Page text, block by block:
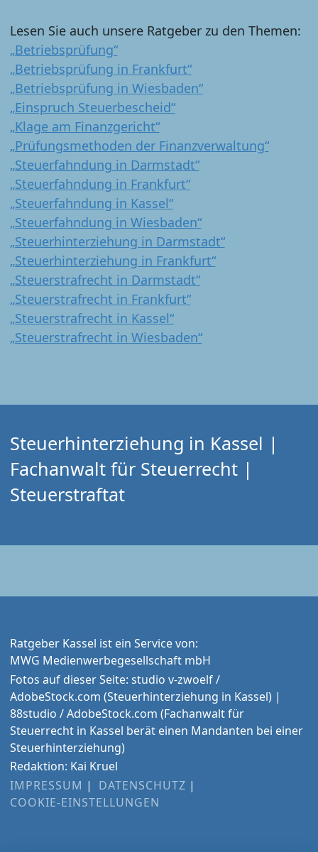
Lesen Sie auch unsere Ratgeber zu den Themen:
„Betriebsprüfung“
„Betriebsprüfung in Frankfurt“
„Betriebsprüfung in Wiesbaden“
„Einspruch Steuerbescheid“
„Klage am Finanzgericht“
„Prüfungsmethoden der Finanzverwaltung“
„Steuerfahndung in Darmstadt“
„Steuerfahndung in Frankfurt“
„Steuerfahndung in Kassel“
„Steuerfahndung in Wiesbaden“
„Steuerhinterziehung in Darmstadt“
„Steuerhinterziehung in Frankfurt“
„Steuerstrafrecht in Darmstadt“
„Steuerstrafrecht in Frankfurt“
„Steuerstrafrecht in Kassel“
„Steuerstrafrecht in Wiesbaden“
Steuerhinterziehung in Kassel |
Fachanwalt für Steuerrecht |
Steuerstraftat
Ratgeber Kassel ist ein Service von:
MWG Medienwerbegesellschaft mbH
Fotos auf dieser Seite: studio v-zwoelf /
AdobeStock.com (Steuerhinterziehung in Kassel) |
88studio / AdobeStock.com (Fachanwalt für
Steuerrecht in Kassel berät einen Mandanten bei einer
Steuerhinterziehung)
Redaktion: Kai Kruel
IMPRESSUM
DATENSCHUTZ
COOKIE-EINSTELLUNGEN